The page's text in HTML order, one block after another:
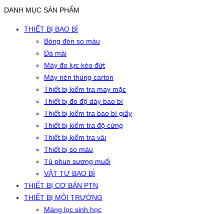
DANH MỤC SẢN PHẨM
THIẾT BỊ BAO BÌ
Bóng đèn so màu
Đá mài
Máy đo lực kéo đứt
Máy nén thùng carton
Thiết bị kiểm tra may mặc
Thiết bị đo độ dày bao bì
Thiết bị kiểm tra bao bì giấy
Thiết bị kiểm tra độ cứng
Thiết bị kiểm tra vải
Thiết bị so màu
Tủ phun sương muối
VẬT TƯ BAO BÌ
THIẾT BỊ CƠ BẢN PTN
THIẾT BỊ MÔI TRƯỜNG
Màng lọc sinh học